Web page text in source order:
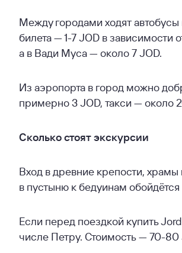
Между городами ходят
билета — 1-7 JOD в
а в Вади Муса — около 7 JOD.
Из аэропорта в город можно
примерно 3 JOD, такси — около
Сколько стоят экскурсии
Вход в древние крепости, храмы
в пустыню к бедуинам
Если перед поездкой купить
числе Петру. Стоимость — 70-80